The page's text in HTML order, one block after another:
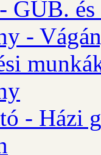
GÜB.
-
- Házi